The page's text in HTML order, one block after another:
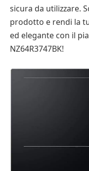
sicura da utilizzare.
prodotto e rendi la
ed elegante con il
NZ64R3747BK!